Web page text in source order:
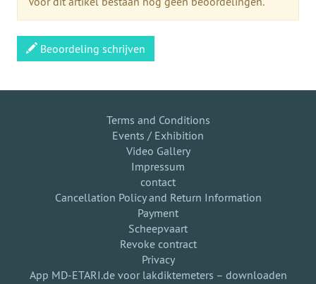
Beoordeling schrijven
Terms and Conditions
Events / Exhibition
Video Gallery
Impressum
contact
Cancellation Policy and Return Information
Payment
Scheepvaart
Revoke contract
Privacy
App MD-ETARI.de voor lakdiktemeters – downloaden